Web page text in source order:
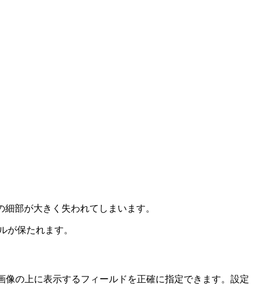
部が大きく失われてしまいます。
が保たれます。
の上に表示するフィールドを正確に指定できます。設定